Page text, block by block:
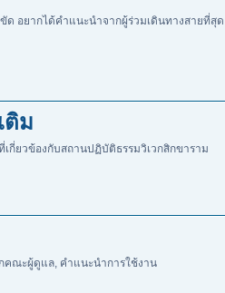
อยากได้คำแนะนำจากผู้ร่วมเดินทางสายที่สุด
ติม
กี่ยวข้องกับสถานปฏิบัติธรรมวิเวกสิกขาราม
คณะผู้ดูแล, คำแนะนำการใช้งาน